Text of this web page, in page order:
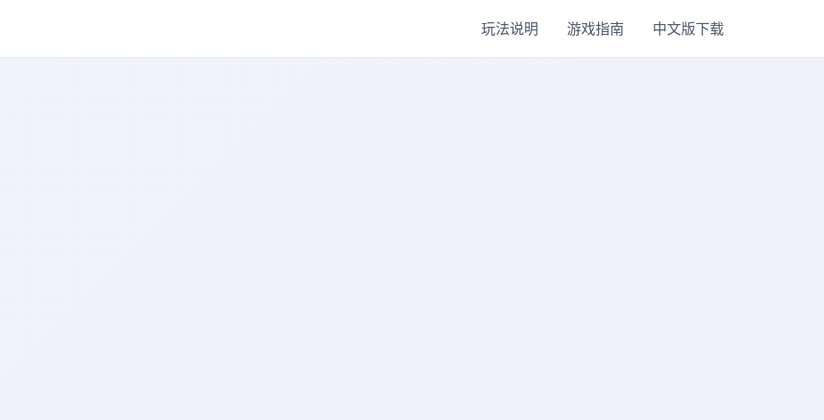
玩法说明 游戏指南 中文版下载